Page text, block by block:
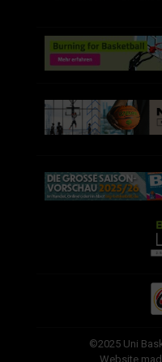
©2025 Uni
Website